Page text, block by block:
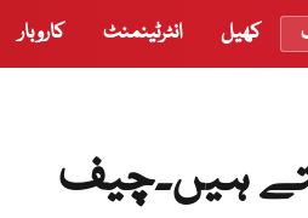
کھیل انٹرٹینمنٹ کاروبار
ہیں۔چیف